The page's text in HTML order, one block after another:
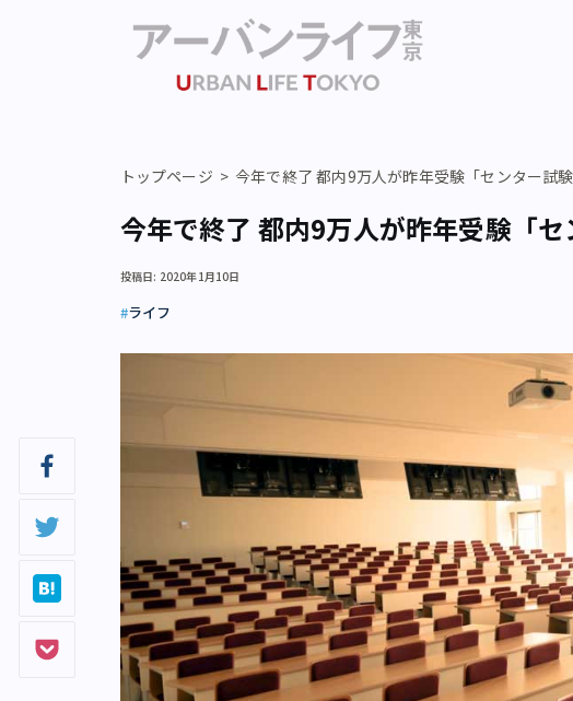
トップページ 今年で終了 都内9万人が昨年受験「センター試
今年で終了 都内9万人が昨年受験「
投稿日: 2020年1月10日
ライフ